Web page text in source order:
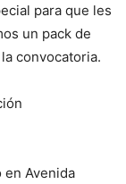
para que les
un pack de
convocatoria.
en Avenida